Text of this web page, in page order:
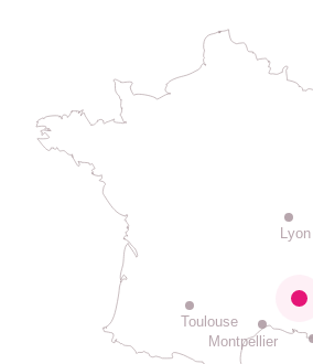
Lyon
Montpellier
Toulouse